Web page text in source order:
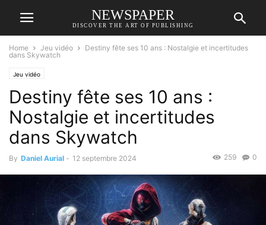
NEWSPAPER
DISCOVER THE ART OF PUBLISHING
Home Jeu vidéo
Destiny fête ses 10 ans : Nostalgie et incertitudes
dans Skywatch
Jeu vidéo
Destiny fête ses 10 ans :
Nostalgie et incertitudes
dans Skywatch
By Daniel Aurial - 12 septembre 2024 0
259